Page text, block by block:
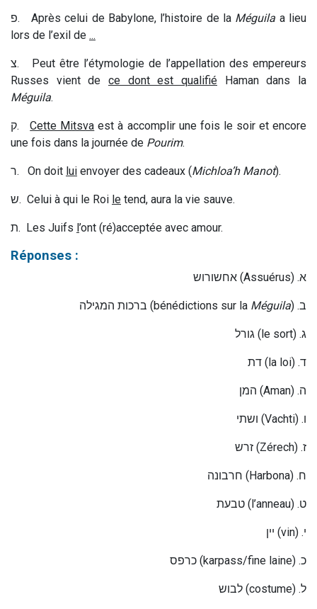
פ. Après celui de Babylone, l’histoire de la Méguila a lieu
lors de l’exil de ...
צ. Peut être l’étymologie de l’appellation des empereurs
Russes vient de ce dont est qualifié Haman dans la
Méguila.
ק.Cette Mitsva est à accomplir une fois le soir et encore
une fois dans la journée de Pourim.
ר. On doit lui envoyer des cadeaux (Michloa’h Manot).
ש. Celui à qui le Roi le tend, aura la vie sauve.
ת. Les Juifs l’ont (ré)acceptée avec amour.
Réponses :
אחשורוש (Assuérus) .א
ברכות המגילה (bénédictions sur la Méguila) .ב
גורל (le sort) .ג
דת (la loi) .ד
המן (Aman) .ה
ושתי (Vachti) .ו
זרש (Zérech) .ז
חרבונה (Harbona) .ח
טבעת (l’anneau) .ט
יין (vin) .י
כרפס (karpass/fine laine) .כ
לבוש (costume) .ל